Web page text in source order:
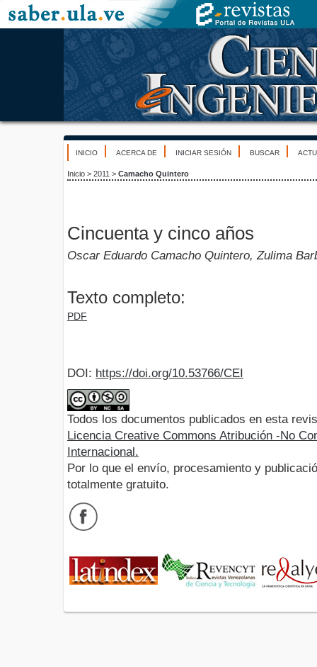
INICIO ACERCA DE INICIAR SESIÓN BUSCAR
Inicio > 2011 > Camacho Quintero
Cincuenta y cinco años
Oscar Eduardo Camacho Quintero, Zulima
Texto completo:
PDF
DOI: https://doi.org/10.53766/CEI
Todos los documentos publicados en esta
Licencia Creative Commons Atribución -No
Internacional.
Por lo que el envío, procesamiento y
totalmente gratuito.